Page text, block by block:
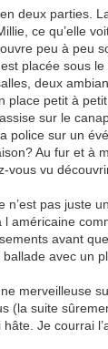
deux parties.
ce qu’elle
peu à peu
placée sous le
deux
place petit à
sur le
police sur un
Au fur et à
vous vu
n’est pas juste
américaine
avant
avec un
merveilleuse
(la suite
hâte. Je courrai